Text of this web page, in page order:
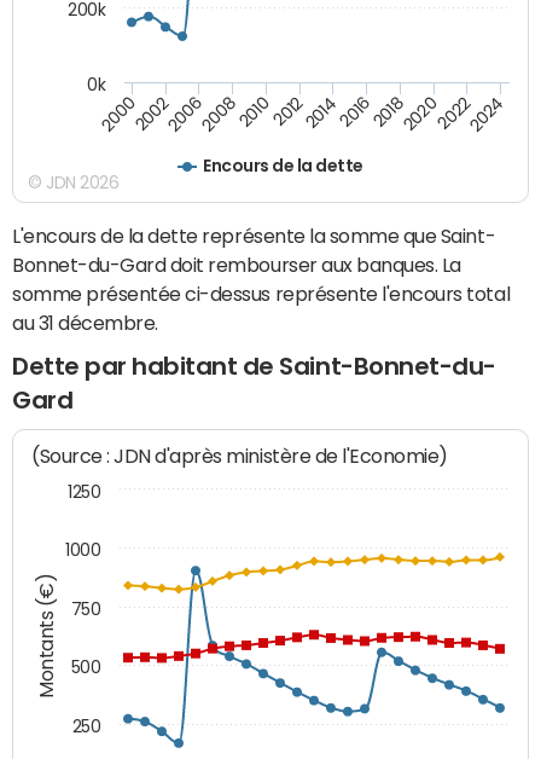
Encours de la dette
200020022006200820102012201420162018202020222024
0k
200k
© JDN 2026
L'encours de la dette représente la somme que Saint-
Bonnet-du-Gard doit rembourser aux banques. La
somme présentée ci-dessus représente l'encours total
au 31 décembre.
Dette par habitant de Saint-Bonnet-du-
Gard
Montants (€)
(Source : JDN d'après ministère de l'Economie)
250
500
750
1000
1250